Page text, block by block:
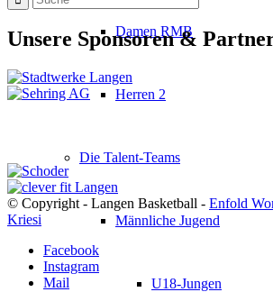
Damen RMB
Herren 2
Die Talent-Teams
Männliche Jugend
U18-Jungen
Unsere Sponsoren &
© Copyright - Langen Basketball - Enfold
Kriesi
Facebook
Instagram
Mail